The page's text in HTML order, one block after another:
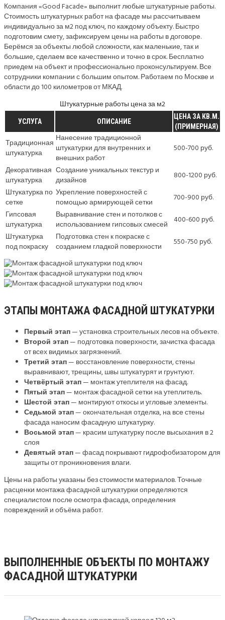
Компания «Good Facade» выполнит любые штукатурные работы.
Стоимость штукатурных работ на фасаде мы рассчитываем
индивидуально за м2 под ключ, по каждому объекту. Быстро
подготовим смету, зафиксируем цены на работы в договоре.
Берёмся за объекты любой сложности, как маленькие, так и
большие, сделаем все качественно и точно в срок. Бесплатно
приедем на объект и профессионально проконсультируем. Все
сотрудники компании с большим опытом. Работаем по Москве и
области до 100 километров от МКАД.
Штукатурные работы цена за м2
УСЛУГА ОПИСАНИЕ
ЦЕНА ЗА КВ.М.
(ПРИМЕРНАЯ)
Традиционная
штукатурка
Нанесение традиционной
штукатурки для внутренних и
внешних работ
500-700 руб.
Декоративная
штукатурка
Создание уникальных текстур и
дизайнов
800-1200 руб.
Штукатурка по
сетке
Укрепление поверхностей с
помощью армирующей сетки
700-900 руб.
Гипсовая
штукатурка
Выравнивание стен и потолков с
использованием гипсовых смесей 400-600 руб.
Штукатурка
под покраску
Подготовка стен к покраске с
созданием гладкой поверхности
550-750 руб.
ЭТАПЫ МОНТАЖА ФАСАДНОЙ ШТУКАТУРКИ
Первый этап— установка строительных лесов на объекте.
Второй этап— подготовка поверхности, зачистка фасада
от всех видимых загрязнений.
Третий этап— восстановление поверхности, стены
выравнивают, трещины, швы штукатурят и грунтуют.
Четвёртый этап— монтаж утеплителя на фасад.
Пятый этап— монтаж фасадной сетки на утеплитель.
Шестой этап— монтируют откосы и угловые элементы.
Седьмой этап— окончательная отделка, на все стены
фасада наносим фасадную штукатурку.
Восьмой этап— красим штукатурку после высыхания в 2
слоя
Девятый этап— фасад покрывают гидрофобизатором для
защиты от проникновения влаги.
Цены на работы указаны без стоимости материалов. Точные
расценки монтажа фасадной штукатурки определяются
специалистом после осмотра фасада, определения
повреждений и объёма работ.
ВЫПОЛНЕННЫЕ ОБЪЕКТЫ ПО МОНТАЖУ
ФАСАДНОЙ ШТУКАТУРКИ